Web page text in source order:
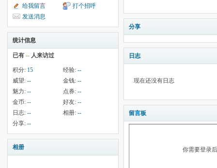
给我留言
打个招呼
发送消息
统计信息
已有 -- 人来访过
积分: 15 经验: --
威望: -- 金钱: --
魅力: -- 点券: --
金币: -- 好友: --
日志: -- 相册: --
分享: --
相册
分享
日志
现在还没有日志
留言板
你需要登录